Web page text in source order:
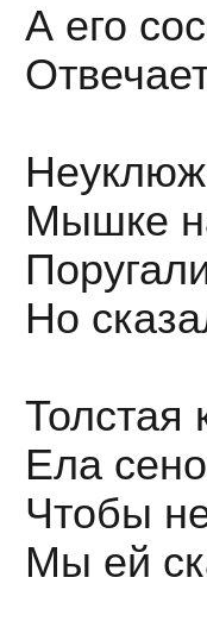
А его
Мышке
Но
Толстая
Ела
Чтобы
Мы ей